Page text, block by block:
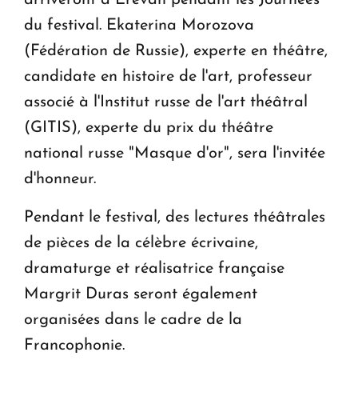
du festival. Ekaterina Morozova
(Fédération de Russie), experte en théâtre,
candidate en histoire de l'art, professeur
associé à l'Institut russe de l'art théâtral
(GITIS), experte du prix du théâtre
national russe "Masque d'or", sera l'invitée
d'honneur.
Pendant le festival, des lectures théâtrales
de pièces de la célèbre écrivaine,
dramaturge et réalisatrice française
Margrit Duras seront également
organisées dans le cadre de la
Francophonie.